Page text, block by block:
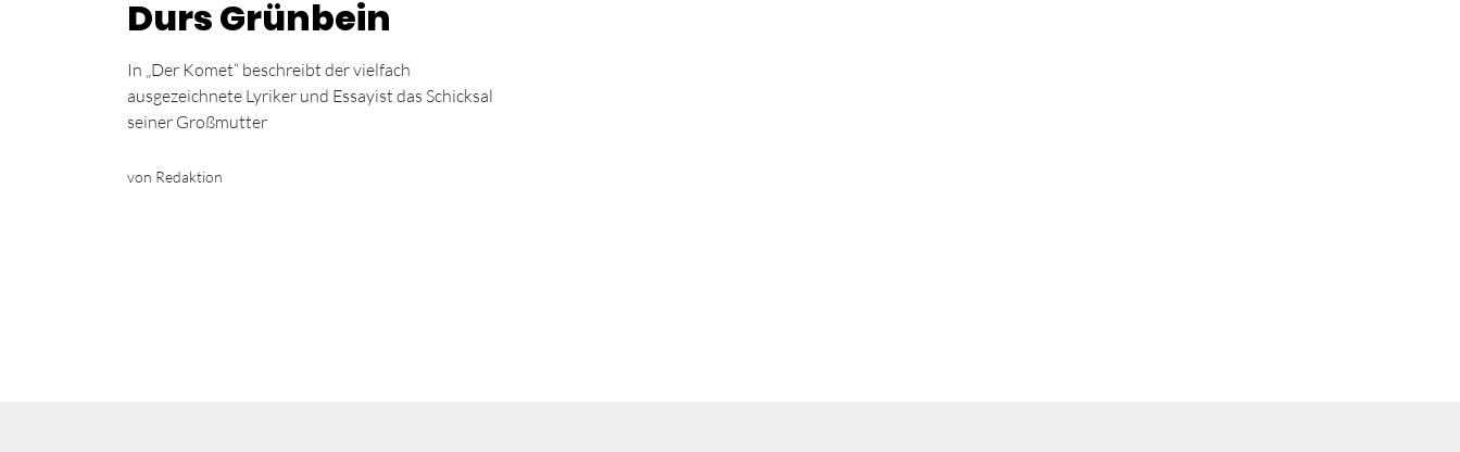
Durs Grünbein
In „Der Komet“ beschreibt der vielfach
ausgezeichnete Lyriker und Essayist das Schicksal
seiner Großmutter
von Redaktion